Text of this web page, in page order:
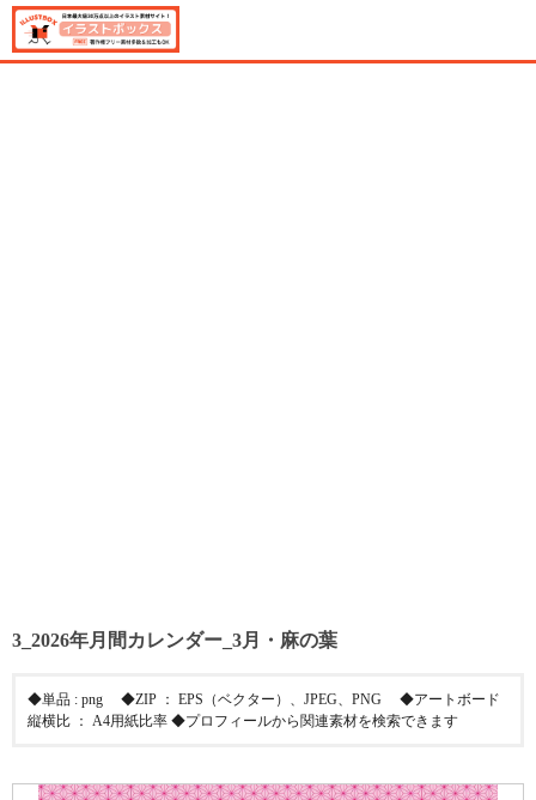
3_2026年月間カレンダー_3月・麻の葉
◆単品 : png ◆ZIP ： EPS（ベクター）、JPEG、PNG ◆アートボード
縦横比 ： A4用紙比率 ◆プロフィールから関連素材を検索できます